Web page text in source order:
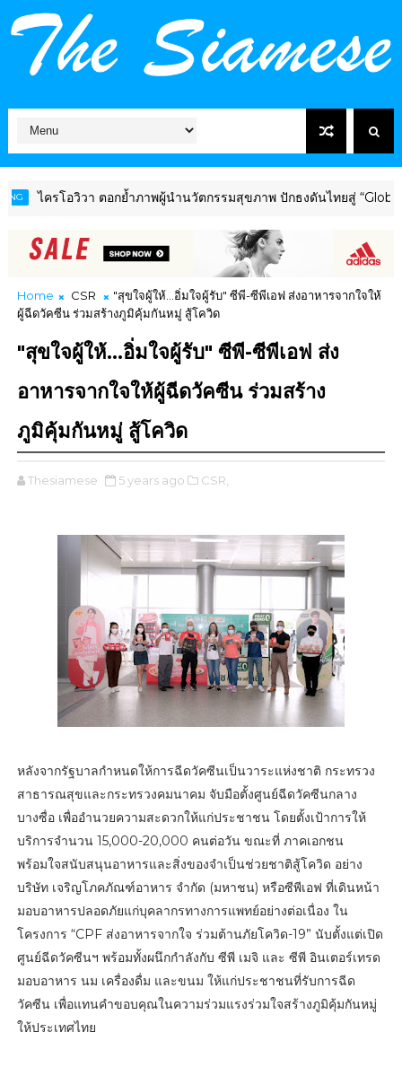
อวิวา ตอกย้ำภาพผู้นำนวัตกรรมสุขภาพ ปักธงดันไทยสู่ “Global
Home CSR
"สุขใจผู้ให้...อิ่มใจผู้รับ" ซีพี-ซีพีเอฟ ส่งอาหารจากใจให้
ผู้ฉีดวัคซีน ร่วมสร้างภูมิคุ้มกันหมู่ สู้โควิด
"สุขใจผู้ให้...อิ่มใจผู้รับ" ซีพี-ซีพีเอฟ ส่ง
อาหารจากใจให้ผู้ฉีดวัคซีน ร่วมสร้าง
ภูมิคุ้มกันหมู่ สู้โควิด
Thesiamese 5 years ago CSR,
หลังจากรัฐบาลกำหนดให้การฉีดวัคซีนเป็นวาระแห่งชาติ กระทรวง
สาธารณสุขและกระทรวงคมนาคม จับมือตั้งศูนย์ฉีดวัคซีนกลาง
บางซื่อ เพื่ออำนวยความสะดวกให้แก่ประชาชน โดยตั้งเป้าการให้
บริการจำนวน 15,000-20,000 คนต่อวัน ขณะที่ ภาคเอกชน
พร้อมใจสนับสนุนอาหารและสิ่งของจำเป็นช่วยชาติสู้โควิด อย่าง
บริษัท เจริญโภคภัณฑ์อาหาร จำกัด (มหาชน) หรือซีพีเอฟ ที่เดินหน้า
มอบอาหารปลอดภัยแก่บุคลากรทางการแพทย์อย่างต่อเนื่อง ใน
โครงการ “CPF ส่งอาหารจากใจ ร่วมต้านภัยโควิด-19” นับตั้งแต่เปิด
ศูนย์ฉีดวัคซีนฯ พร้อมทั้งผนึกกำลังกับ ซีพี เมจิ และ ซีพี อินเตอร์เทรด
มอบอาหาร นม เครื่องดื่ม และขนม ให้แก่ประชาชนที่รับการฉีด
วัคซีน เพื่อแทนคำขอบคุณในความร่วมแรงร่วมใจสร้างภูมิคุ้มกันหมู่
ให้ประเทศไทย